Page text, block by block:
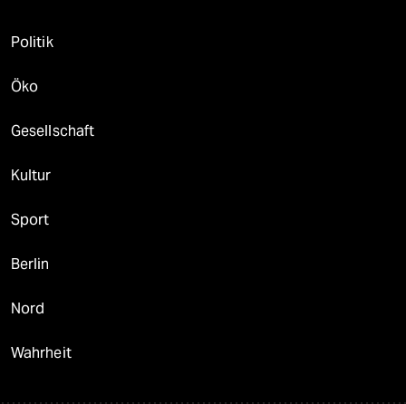
Politik
Öko
Gesellschaft
Kultur
Sport
Berlin
Nord
Wahrheit